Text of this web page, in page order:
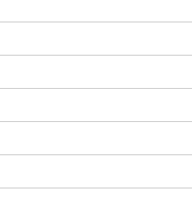
6.490 €.